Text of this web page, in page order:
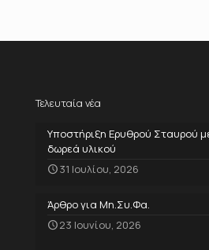
Τελευταία νέα
Υποστήριξη Ερυθρού Σταυρού
δωρεά υλικού
31 Ιουλίου, 2026
Άρθρο για Μη.Συ.Φα.
23 Ιουνίου, 2026